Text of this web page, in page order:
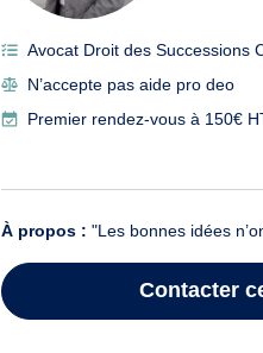
Avocat Droit des Successions
N’accepte pas aide pro deo
Premier rendez-vous à 150€
À propos : "Les bonnes idées
Contacter